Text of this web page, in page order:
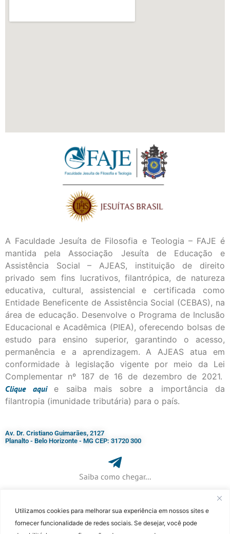
Utilizamos cookies para melhorar sua experiência em nossos sites e
fornecer funcionalidade de redes sociais. Se desejar, você pode
A Faculdade Jesuíta de Filosofia e Teologia – FAJE é
mantida pela Associação Jesuíta de Educação e
Assistência Social – AJEAS, instituição de direito
privado sem fins lucrativos, filantrópica, de natureza
educativa, cultural, assistencial e certificada como
Entidade Beneficente de Assistência Social (CEBAS), na
área de educação. Desenvolve o Programa de Inclusão
Educacional e Acadêmica (PIEA), oferecendo bolsas de
estudo para ensino superior, garantindo o acesso,
permanência e a aprendizagem. A AJEAS atua em
conformidade à legislação vigente por meio da Lei
Complementar nº 187 de 16 de dezembro de 2021.
Cliqueaqui
e saiba mais sobre a importância da
filantropia (imunidade tributária) para o país.
Av. Dr. Cristiano Guimarães, 2127
Planalto - Belo Horizonte - MG CEP: 31720 300
Saiba como chegar...
+ 55 (31) 3115-7000​